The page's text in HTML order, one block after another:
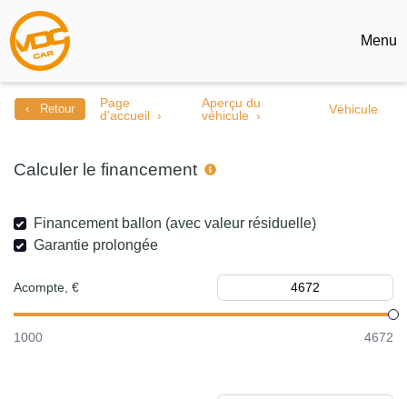
Menu
‹ Retour
Page
d’accueil
Aperçu du
véhicule
Véhicule
Calculer le financement
Financement ballon (avec valeur résiduelle)
Garantie prolongée
Acompte, €
1000 4672